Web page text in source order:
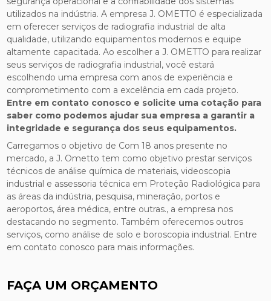
utilizados na indústria. A empresa J. OMETTO é especializada
em oferecer serviços de radiografia industrial de alta
qualidade, utilizando equipamentos modernos e equipe
altamente capacitada. Ao escolher a J. OMETTO para realizar
seus serviços de radiografia industrial, você estará
escolhendo uma empresa com anos de experiência e
comprometimento com a excelência em cada projeto.
Entre em contato conosco e solicite uma cotação para
saber como podemos ajudar sua empresa a garantir a
integridade e segurança dos seus equipamentos.
Carregamos o objetivo de Com 18 anos presente no
mercado, a J. Ometto tem como objetivo prestar serviços
técnicos de análise química de materiais, videoscopia
industrial e assessoria técnica em Proteção Radiológica para
as áreas da indústria, pesquisa, mineração, portos e
aeroportos, área médica, entre outras., a empresa nos
destacando no segmento. Também oferecemos outros
serviços, como análise de solo e boroscopia industrial. Entre
em contato conosco para mais informações.
FAÇA UM ORÇAMENTO